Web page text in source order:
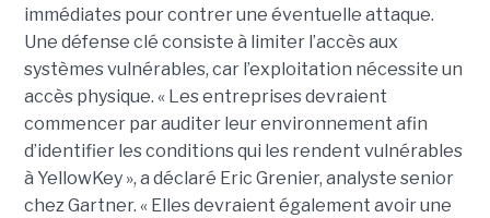
immédiates pour contrer une éventuelle attaque.
Une défense clé consiste à limiter l’accès aux
systèmes vulnérables, car l’exploitation nécessite un
accès physique. « Les entreprises devraient
commencer par auditer leur environnement afin
d’identifier les conditions qui les rendent vulnérables
à YellowKey », a déclaré Eric Grenier, analyste senior
chez Gartner. « Elles devraient également avoir une